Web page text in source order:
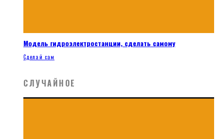
Модель гидроэлектростанции, сделать самому
Сделай сам
СЛУЧАЙНОЕ